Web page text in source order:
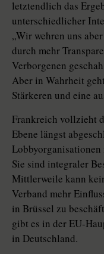
letztendlich das
unterschiedlicher
„Wir wehren uns
durch mehr
Verborgenen
Aber in Wahrheit
Stärkeren und eine
Frankreich vollzieht
Ebene längst
Sie sind integraler
Mittlerweile kann
Verband mehr
in Brüssel zu
gibt es in der EU-
in Deutschland.